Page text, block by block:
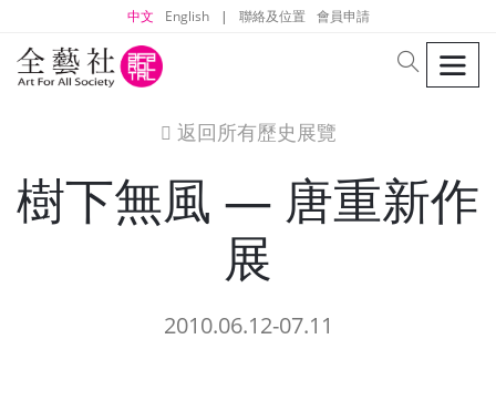
中文 English | 聯絡及位置 會員申請
search
icon
返回所有歷史展覽
樹下無風 — 唐重新作
展
2010.06.12-07.11